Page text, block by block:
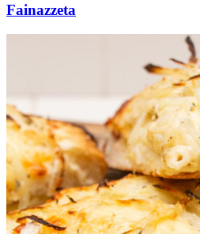
Fainazzeta